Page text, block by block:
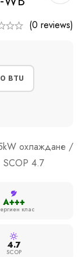
(0 reviews)
BTU
охлаждане /
SCOP 4.7
A+++
клас
4.7
SCOP